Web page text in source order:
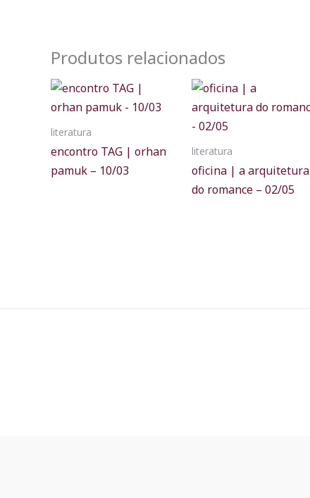
Produtos relacionados
literatura
encontro TAG | orhan
pamuk – 10/03
literatura
oficina | a arquitetura
do romance – 02/05